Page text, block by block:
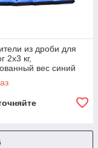
из дроби для
2х3 кг,
вес синий